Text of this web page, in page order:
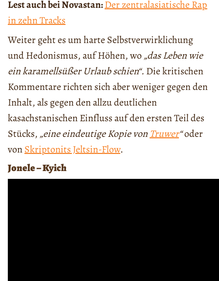
Lest auch bei Novastan:Der zentralasiatische Rap
in zehn Tracks
Weiter geht es um harte Selbstverwirklichung
und Hedonismus, auf Höhen, wo„das Leben wie
ein karamellsüßer Urlaub schien“. Die kritischen
Kommentare richten sich aber weniger gegen den
Inhalt, als gegen den allzu deutlichen
kasachstanischen Einfluss auf den ersten Teil des
Stücks, „eine eindeutige Kopie von Truwer“oder
vonSkriptonits Jeltsin-Flow.
Jonele – Kyich